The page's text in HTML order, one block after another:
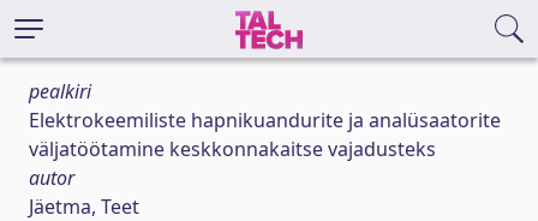
pealkiri
Elektrokeemiliste hapnikuandurite ja analüsaatorite
väljatöötamine keskkonnakaitse vajadusteks
autor
Jäetma, Teet